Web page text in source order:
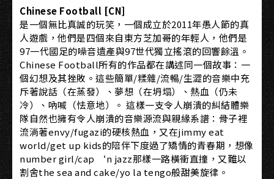
Chinese Football [CN]
是一個無比真誠的玩笑，一個成立於2011年愚人節的真
人遊戲，他們是四個來自東方芝加哥的年輕人，他們是
97一代國足的噪音遺產與97世代獨立搖滾的回響餘溫。
Chinese Football所有的作品都在講述同一個故事：一
個幻想及其挫敗。這些簡單/糅雜/流暢/生澀的音樂中充
斥著說話（在蒸發）、夢想（在坍塌）、熱血（仍未
冷）、吶喊（怯意地）。 這樣一支令人崩潰的糾結體樂
隊自然也擁有令人崩潰的音樂源流與親緣系譜：骨子裡
流淌著envy/fugazi的硬核熱血，又在jimmy eat
world/get up kids的陪伴下度過了矯情的青春期，想像
number girl/cap ‘n jazz那樣一路橫衝直撞，又難以
割舍the sea and cake/yo la tengo般甜美旋律。